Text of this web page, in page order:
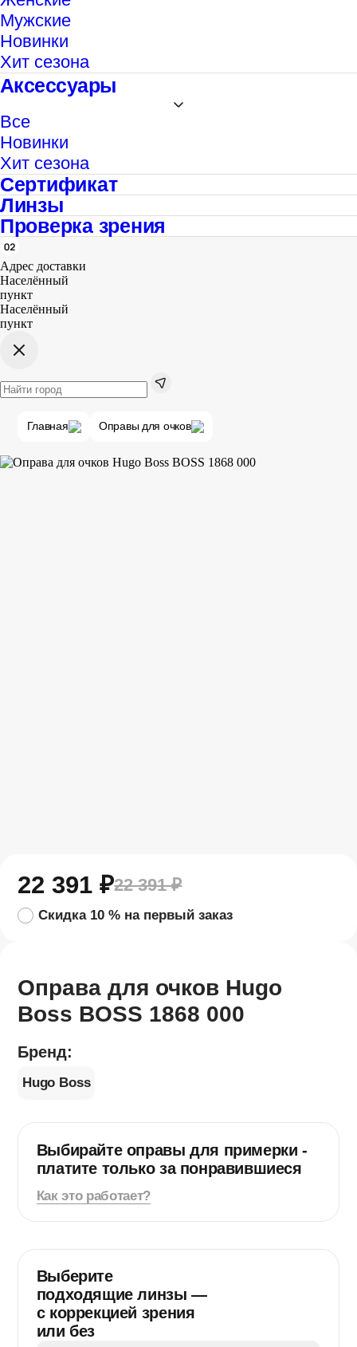
Мужские
Новинки
Хит сезона
Аксессуары
Все
Новинки
Хит сезона
Сертификат
Линзы
Проверка зрения
Адрес доставки
Населённый
пункт
Населённый
пункт
Главная Оправы для очков
Оправа для очков Hugo
Boss BOSS​ 1868​ 000
Бренд:
Hugo Boss
Выбирайте оправы для примерки -
платите только за понравившиеся
Как это работает?
Выберите
подходящие линзы —
с коррекцией зрения
или без
19 мм
Название модели BOSS 1868
Страна-изготовитель
Цвет оправы
22 391₽22 391₽
Скидка 10 % на первый заказ